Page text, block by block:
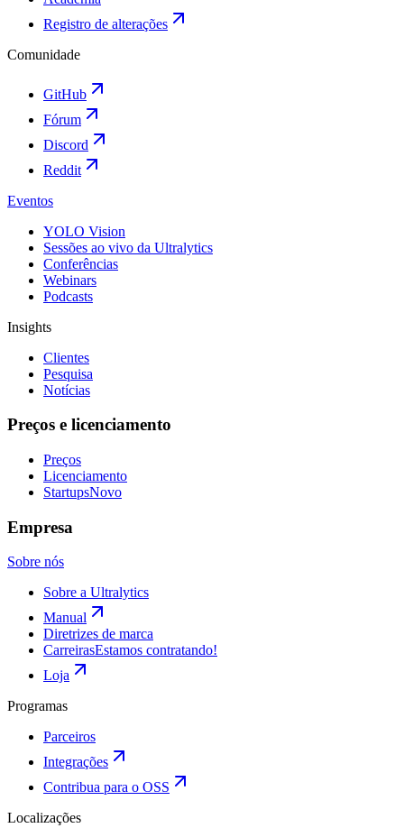
Registro de alterações
Comunidade
GitHub
Fórum
Discord
Reddit
Eventos
YOLO Vision
Sessões ao vivo da Ultralytics
Conferências
Webinars
Podcasts
Insights
Clientes
Pesquisa
Notícias
Preços e licenciamento
Preços
Licenciamento
StartupsNovo
Empresa
Sobre nós
Sobre a Ultralytics
Manual
Diretrizes de marca
CarreirasEstamos contratando!
Loja
Programas
Parceiros
Integrações
Contribua para o OSS
Localizações